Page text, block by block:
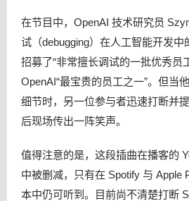
在节目中，OpenAI 技术研究员
试（debugging）在人工智能开发中
招募了“非常擅长调试的一批优秀员
OpenAI“最宝贵的员工之一”。但当
细节时，另一位参与者迅速打断并
后现场传出一阵笑声。
值得注意的是，这段插曲在播客的
中被删减，只有在 Spotify 与 Apple
本中仍可听到。目前尚不清楚打断